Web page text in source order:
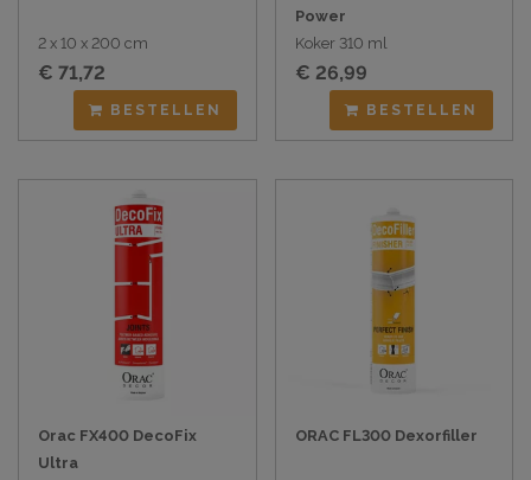
2 x 10 x 200 cm
€ 71,72
BESTELLEN
Power
Koker 310 ml
€ 26,99
BESTELLEN
Orac FX400 DecoFix
Ultra
ORAC FL300 Dexorfiller